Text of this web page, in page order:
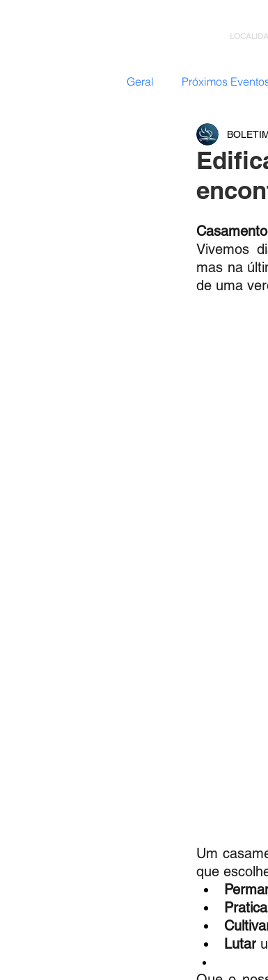
Geral Próximos
Nazateen
GC:
Flavio Valvassoura
Vivemos
mas na
de uma
Um
que
Lutar